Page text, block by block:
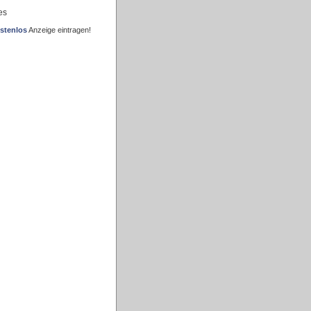
Anzeige eintragen!